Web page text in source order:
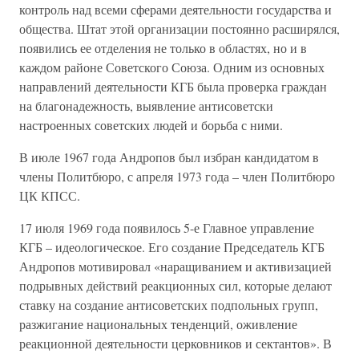
контроль над всеми сферами деятельности государства и
общества. Штат этой организации постоянно расширялся,
появились ее отделения не только в областях, но и в
каждом районе Советского Союза. Одним из основных
направлений деятельности КГБ была проверка граждан
на благонадежность, выявление антисоветски
настроенных советских людей и борьба с ними.
В июле 1967 года Андропов был избран кандидатом в
члены Политбюро, с апреля 1973 года – член Политбюро
ЦК КПСС.
17 июля 1969 года появилось 5-е Главное управление
КГБ – идеологическое. Его создание Председатель КГБ
Андропов мотивировал «наращиванием и активизацией
подрывных действий реакционных сил, которые делают
ставку на создание антисоветских подпольных групп,
разжигание национальных тенденций, оживление
реакционной деятельности церковников и сектантов». В